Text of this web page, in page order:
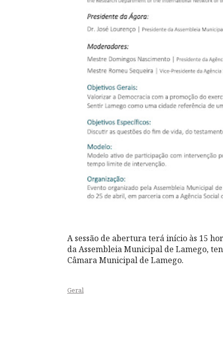
A sessão de abertura terá início às 15
da Assembleia Municipal de Lamego,
Câmara Municipal de Lamego.
Geral